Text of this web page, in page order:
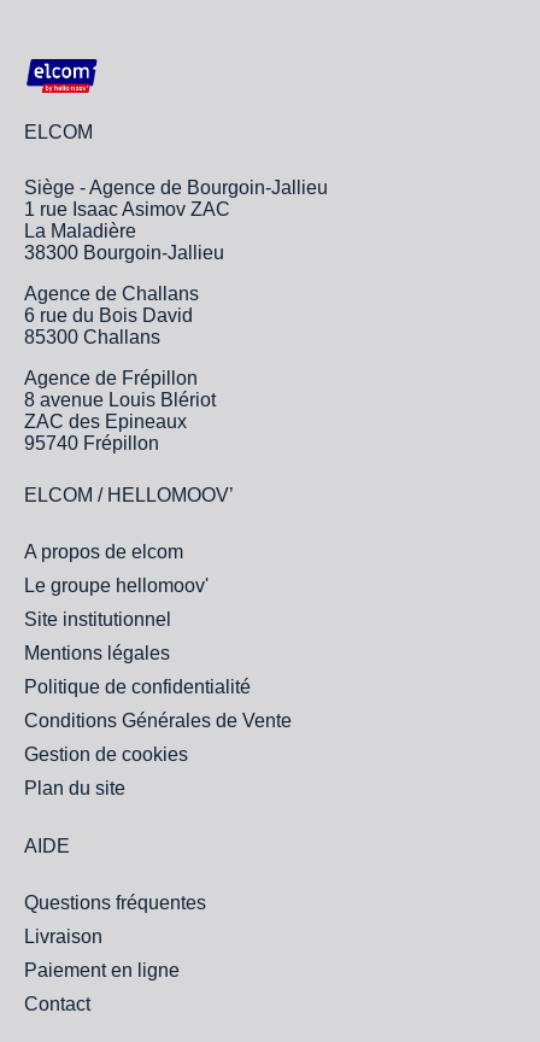
ELCOM
Siège - Agence de Bourgoin-Jallieu
1 rue Isaac Asimov ZAC
La Maladière
38300 Bourgoin-Jallieu
Agence de Challans
6 rue du Bois David
85300 Challans
Agence de Frépillon
8 avenue Louis Blériot
ZAC des Epineaux
95740 Frépillon
ELCOM / HELLOMOOV’
A propos de elcom
Le groupe hellomoov'
Site institutionnel
Mentions légales
Politique de confidentialité
Conditions Générales de Vente
Gestion de cookies
Plan du site
AIDE
Questions fréquentes
Livraison
Paiement en ligne
Contact